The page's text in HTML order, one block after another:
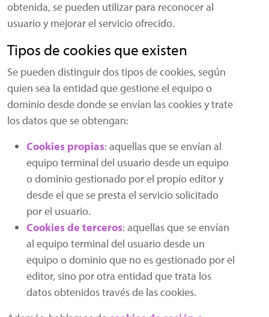
obtenida, se pueden utilizar para reconocer al
usuario y mejorar el servicio ofrecido.
Tipos de cookies que existen
Se pueden distinguir dos tipos de cookies, según
quien sea la entidad que gestione el equipo o
dominio desde donde se envían las cookies y trate
los datos que se obtengan:
Cookies propias: aquellas que se envían al
equipo terminal del usuario desde un equipo
o dominio gestionado por el propio editor y
desde el que se presta el servicio solicitado
por el usuario.
Cookies de terceros: aquellas que se envían
al equipo terminal del usuario desde un
equipo o dominio que no es gestionado por el
editor, sino por otra entidad que trata los
datos obtenidos través de las cookies.